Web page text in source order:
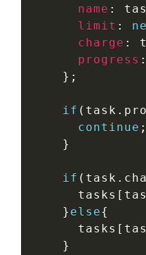
name :
limit :
charge :
progress :
} ;
if ( task .
continue ;
}
if ( task .
      tasks
[
} else{
      tasks
[
}